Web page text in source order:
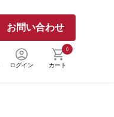
お問い合わせ
ログイン
0
カート